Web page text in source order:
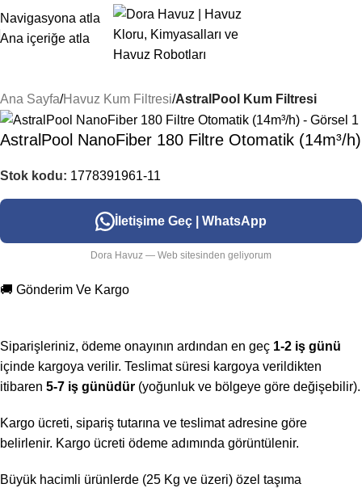
Navigasyona atla
Ana içeriğe atla
Ana Sayfa Havuz Kum Filtresi AstralPool Kum Filtresi
AstralPool NanoFiber 180 Filtre Otomatik (14m³/h)
Stok kodu: 1778391961-11
İletişime Geç | WhatsApp
Dora Havuz — Web sitesinden geliyorum
🚚 Gönderim Ve Kargo
Siparişleriniz, ödeme onayının ardından en geç 1-2 iş günü
içinde kargoya verilir. Teslimat süresi kargoya verildikten
itibaren 5-7 iş günüdür (yoğunluk ve bölgeye göre değişebilir).
Kargo ücreti, sipariş tutarına ve teslimat adresine göre
belirlenir. Kargo ücreti ödeme adımında görüntülenir.
Büyük hacimli ürünlerde (25 Kg ve üzeri) özel taşıma